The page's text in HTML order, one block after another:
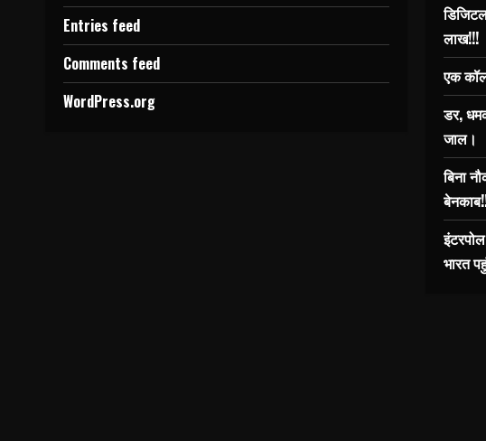
Entries feed
Comments feed
WordPress.org
लाख!!!
एक
डर,
जाल।
बिना
भारत